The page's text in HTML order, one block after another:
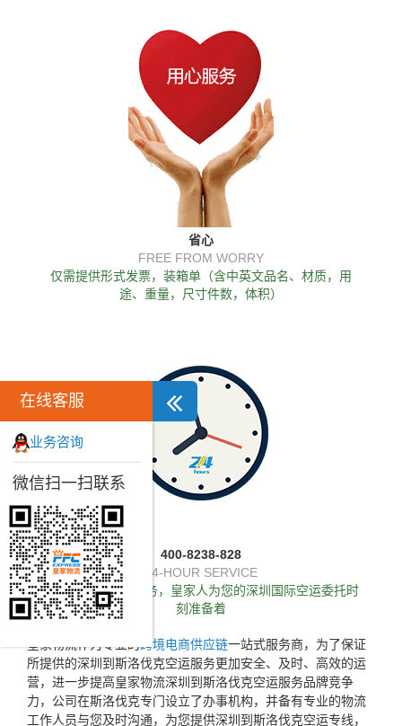
省心
FREE FROM WORRY
仅需提供形式发票，装箱单（含中英文品名、材质，用
途、重量，尺寸件数，体积）
400-8238-828
24-HOUR SERVICE
独家推出24小时服务，皇家人为您的深圳国际空运委托时
刻准备着
皇家物流作为专业的跨境电商供应链一站式服务商，为了保证
所提供的深圳到斯洛伐克空运服务更加安全、及时、高效的运
营，进一步提高皇家物流深圳到斯洛伐克空运服务品牌竞争
力，公司在斯洛伐克专门设立了办事机构，并备有专业的物流
工作人员与您及时沟通，为您提供深圳到斯洛伐克空运专线，
在线客服
业务咨询
微信扫一扫联系